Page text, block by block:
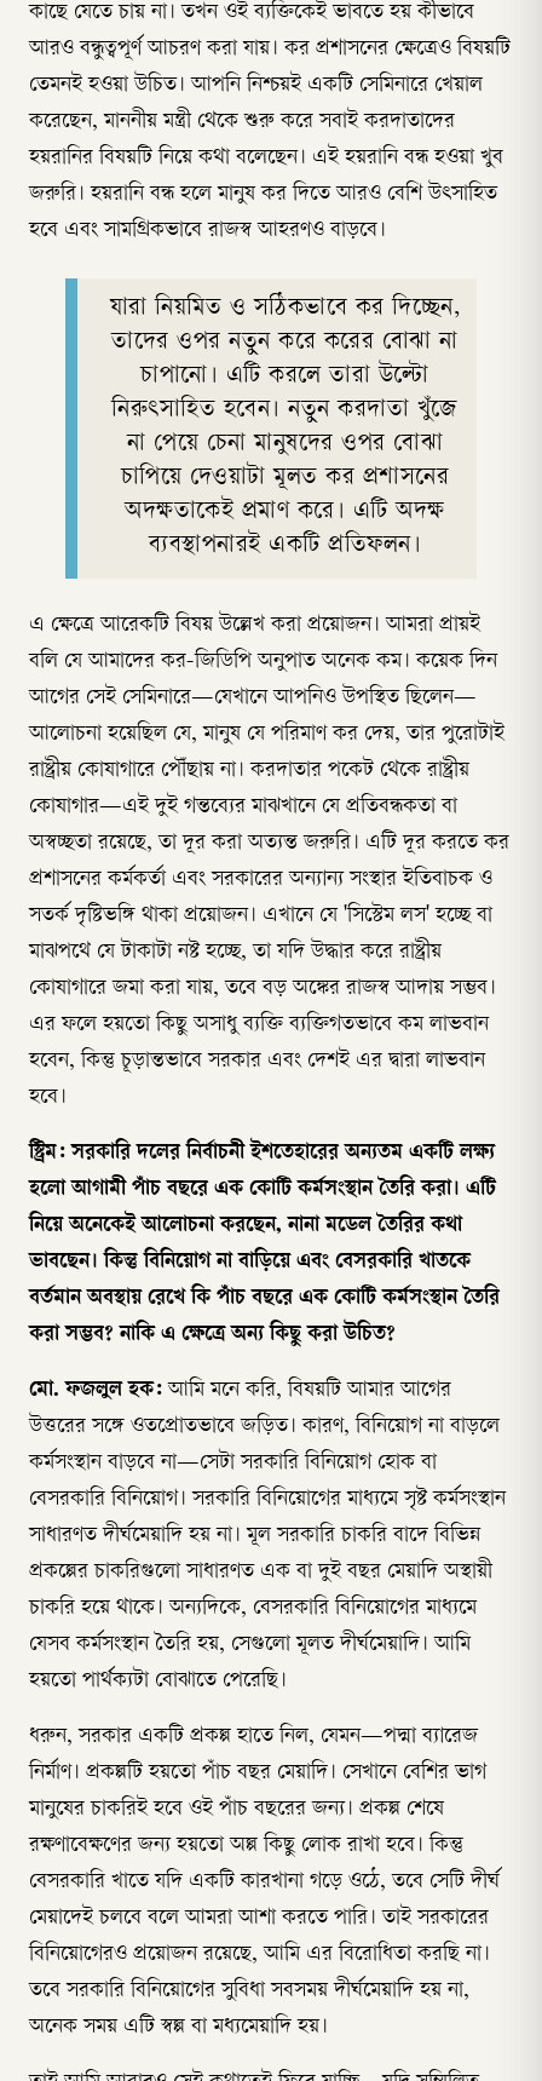
কাছে যেতে চায় না। তখন ওই ব্যক্তিকেই ভাবতে হয় কীভাবে
আরও বন্ধুত্বপূর্ণ আচরণ করা যায়। কর প্রশাসনের ক্ষেত্রেও বিষয়টি
তেমনই হওয়া উচিত। আপনি নিশ্চয়ই একটি সেমিনারে খেয়াল
করেছেন, মাননীয় মন্ত্রী থেকে শুরু করে সবাই করদাতাদের
হয়রানির বিষয়টি নিয়ে কথা বলেছেন। এই হয়রানি বন্ধ হওয়া খুব
জরুরি। হয়রানি বন্ধ হলে মানুষ কর দিতে আরও বেশি উৎসাহিত
হবে এবং সামগ্রিকভাবে রাজস্ব আহরণও বাড়বে।
যারা নিয়মিত ও সঠিকভাবে কর দিচ্ছেন,
তাদের ওপর নতুন করে করের বোঝা না
চাপানো। এটি করলে তারা উল্টো
নিরুৎসাহিত হবেন। নতুন করদাতা খুঁজে
না পেয়ে চেনা মানুষদের ওপর বোঝা
চাপিয়ে দেওয়াটা মূলত কর প্রশাসনের
অদক্ষতাকেই প্রমাণ করে। এটি অদক্ষ
ব্যবস্থাপনারই একটি প্রতিফলন।
এ ক্ষেত্রে আরেকটি বিষয় উল্লেখ করা প্রয়োজন। আমরা প্রায়ই
বলি যে আমাদের কর-জিডিপি অনুপাত অনেক কম। কয়েক দিন
আগের সেই সেমিনারে—যেখানে আপনিও উপস্থিত ছিলেন—
আলোচনা হয়েছিল যে, মানুষ যে পরিমাণ কর দেয়, তার পুরোটাই
রাষ্ট্রীয় কোষাগারে পৌঁছায় না। করদাতার পকেট থেকে রাষ্ট্রীয়
কোষাগার—এই দুই গন্তব্যের মাঝখানে যে প্রতিবন্ধকতা বা
অস্বচ্ছতা রয়েছে, তা দূর করা অত্যন্ত জরুরি। এটি দূর করতে কর
প্রশাসনের কর্মকর্তা এবং সরকারের অন্যান্য সংস্থার ইতিবাচক ও
সতর্ক দৃষ্টিভঙ্গি থাকা প্রয়োজন। এখানে যে 'সিস্টেম লস' হচ্ছে বা
মাঝপথে যে টাকাটা নষ্ট হচ্ছে, তা যদি উদ্ধার করে রাষ্ট্রীয়
কোষাগারে জমা করা যায়, তবে বড় অঙ্কের রাজস্ব আদায় সম্ভব।
এর ফলে হয়তো কিছু অসাধু ব্যক্তি ব্যক্তিগতভাবে কম লাভবান
হবেন, কিন্তু চূড়ান্তভাবে সরকার এবং দেশই এর দ্বারা লাভবান
হবে।
স্ট্রিম: সরকারি দলের নির্বাচনী ইশতেহারের অন্যতম একটি লক্ষ্য
হলো আগামী পাঁচ বছরে এক কোটি কর্মসংস্থান তৈরি করা। এটি
নিয়ে অনেকেই আলোচনা করছেন, নানা মডেল তৈরির কথা
ভাবছেন। কিন্তু বিনিয়োগ না বাড়িয়ে এবং বেসরকারি খাতকে
বর্তমান অবস্থায় রেখে কি পাঁচ বছরে এক কোটি কর্মসংস্থান তৈরি
করা সম্ভব? নাকি এ ক্ষেত্রে অন্য কিছু করা উচিত?
মো. ফজলুল হক:আমি মনে করি, বিষয়টি আমার আগের
উত্তরের সঙ্গে ওতপ্রোতভাবে জড়িত। কারণ, বিনিয়োগ না বাড়লে
কর্মসংস্থান বাড়বে না—সেটা সরকারি বিনিয়োগ হোক বা
বেসরকারি বিনিয়োগ। সরকারি বিনিয়োগের মাধ্যমে সৃষ্ট কর্মসংস্থান
সাধারণত দীর্ঘমেয়াদি হয় না। মূল সরকারি চাকরি বাদে বিভিন্ন
প্রকল্পের চাকরিগুলো সাধারণত এক বা দুই বছর মেয়াদি অস্থায়ী
চাকরি হয়ে থাকে। অন্যদিকে, বেসরকারি বিনিয়োগের মাধ্যমে
যেসব কর্মসংস্থান তৈরি হয়, সেগুলো মূলত দীর্ঘমেয়াদি। আমি
হয়তো পার্থক্যটা বোঝাতে পেরেছি।
ধরুন, সরকার একটি প্রকল্প হাতে নিল, যেমন—পদ্মা ব্যারেজ
নির্মাণ। প্রকল্পটি হয়তো পাঁচ বছর মেয়াদি। সেখানে বেশির ভাগ
মানুষের চাকরিই হবে ওই পাঁচ বছরের জন্য। প্রকল্প শেষে
রক্ষণাবেক্ষণের জন্য হয়তো অল্প কিছু লোক রাখা হবে। কিন্তু
বেসরকারি খাতে যদি একটি কারখানা গড়ে ওঠে, তবে সেটি দীর্ঘ
মেয়াদেই চলবে বলে আমরা আশা করতে পারি। তাই সরকারের
বিনিয়োগেরও প্রয়োজন রয়েছে, আমি এর বিরোধিতা করছি না।
তবে সরকারি বিনিয়োগের সুবিধা সবসময় দীর্ঘমেয়াদি হয় না,
অনেক সময় এটি স্বল্প বা মধ্যমেয়াদি হয়।